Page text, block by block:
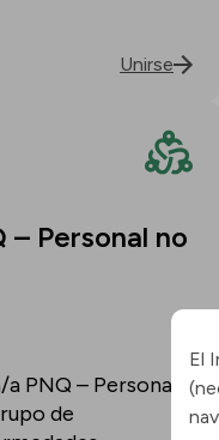
Unirse
– Personal no
PNQ – Personal
de
El